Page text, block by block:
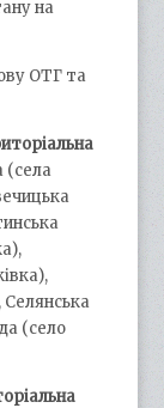
на
ОТГ та
(села
Селянська
(село